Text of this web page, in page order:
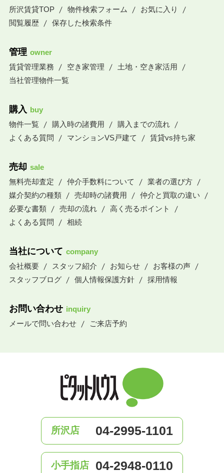
所沢賃貸TOP
物件検索フォーム
お気に入り
閲覧履歴
保存した検索条件
管理 owner
賃貸管理業務
空き家管理
土地・空き家活用
当社管理物件一覧
購入 buy
物件一覧
購入時の諸費用
購入までの流れ
よくある質問
マンションVS戸建て 賃貸vs持ち家
売却 sale
無料売却査定
仲介手数料について
業者の選び方
媒介契約の種類
売却時の諸費用
仲介と買取の違い
必要な書類
売却の流れ
高く売るポイント
よくある質問
相続
当社について company
会社概要
スタッフ紹介 お知らせ
お客様の声
スタッフブログ
個人情報保護方針 採用情報
お問い合わせ inquiry
メールで問い合わせ
ご来店予約
所沢店 04-2995-1101
小手指店 04-2948-0110